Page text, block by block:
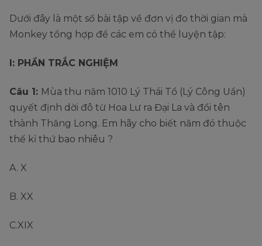
Dưới đây là một số bài tập về đơn vị đo thời gian mà
Monkey tổng hợp để các em có thể luyện tập:
I: PHẦN TRẮC NGHIỆM
Câu 1: Mùa thu năm 1010 Lý Thái Tổ (Lý Công Uẩn)
quyết định dời đô từ Hoa Lư ra Đại La và đổi tên
thành Thăng Long. Em hãy cho biết năm đó thuộc
thế kỉ thứ bao nhiêu ?
A. X
B. XX
C.XIX